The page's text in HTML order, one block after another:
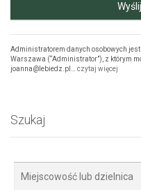
Administratorem danych osobowych
Warszawa (“Administrator”), z którym
joanna@lebiedz.pl… czytaj więcej
Szukaj